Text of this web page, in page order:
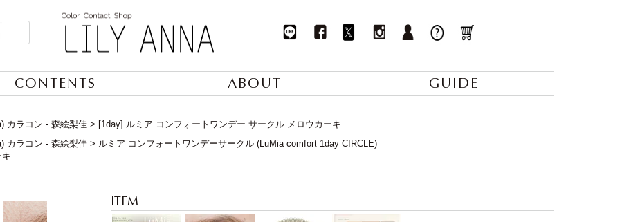
CONTENTS ABOUT GUIDE
カラコン - 森絵梨佳
[1day] ルミア コンフォートワンデー サークル メロウカーキ
カラコン - 森絵梨佳
ルミア コンフォートワンデーサークル (LuMia comfort 1day CIRCLE)